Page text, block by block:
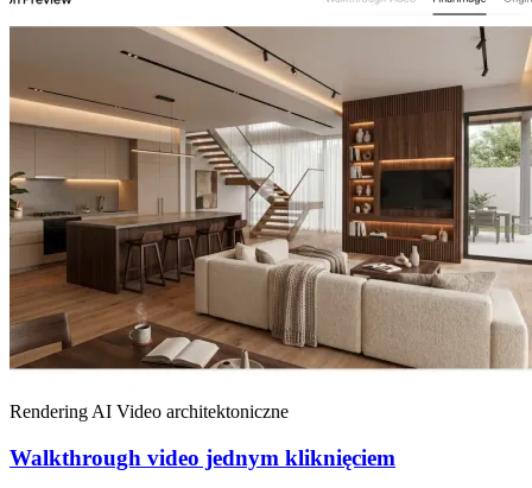
Rendering AI Video architektoniczne
Walkthrough video jednym kliknięciem